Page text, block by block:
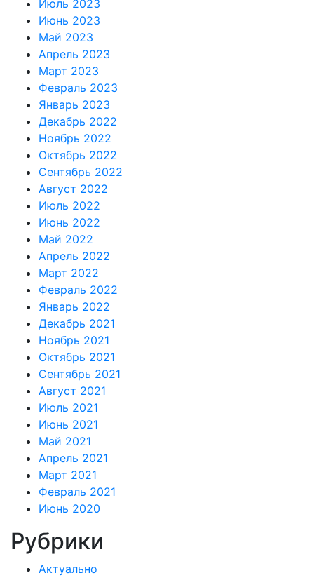
Июль 2023
Июнь 2023
Май 2023
Апрель 2023
Март 2023
Февраль 2023
Январь 2023
Декабрь 2022
Ноябрь 2022
Октябрь 2022
Сентябрь 2022
Август 2022
Июль 2022
Июнь 2022
Май 2022
Апрель 2022
Март 2022
Февраль 2022
Январь 2022
Декабрь 2021
Ноябрь 2021
Октябрь 2021
Сентябрь 2021
Август 2021
Июль 2021
Июнь 2021
Май 2021
Апрель 2021
Март 2021
Февраль 2021
Июнь 2020
Рубрики
Актуально